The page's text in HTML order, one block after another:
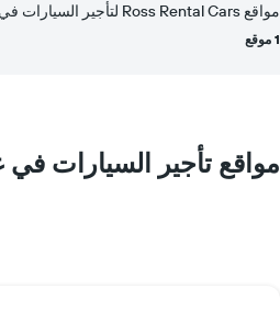
مواقع Ross Rental Cars لتأجير السيارات في غيانا
1 موقع
مواقع تأجير السيارات في